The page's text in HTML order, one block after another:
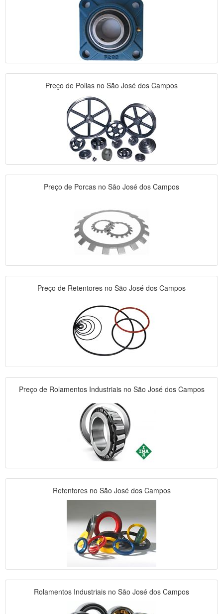
Preço de Polias no São José dos Campos
Preço de Porcas no São José dos Campos
Preço de Retentores no São José dos Campos
Preço de Rolamentos Industriais no São José dos Campos
Retentores no São José dos Campos
Rolamentos Industriais no São José dos Campos